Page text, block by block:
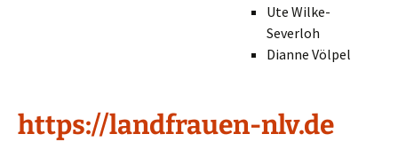
Ute Wilke-
Severloh
Dianne Völpel
https://landfrauen-nlv.de